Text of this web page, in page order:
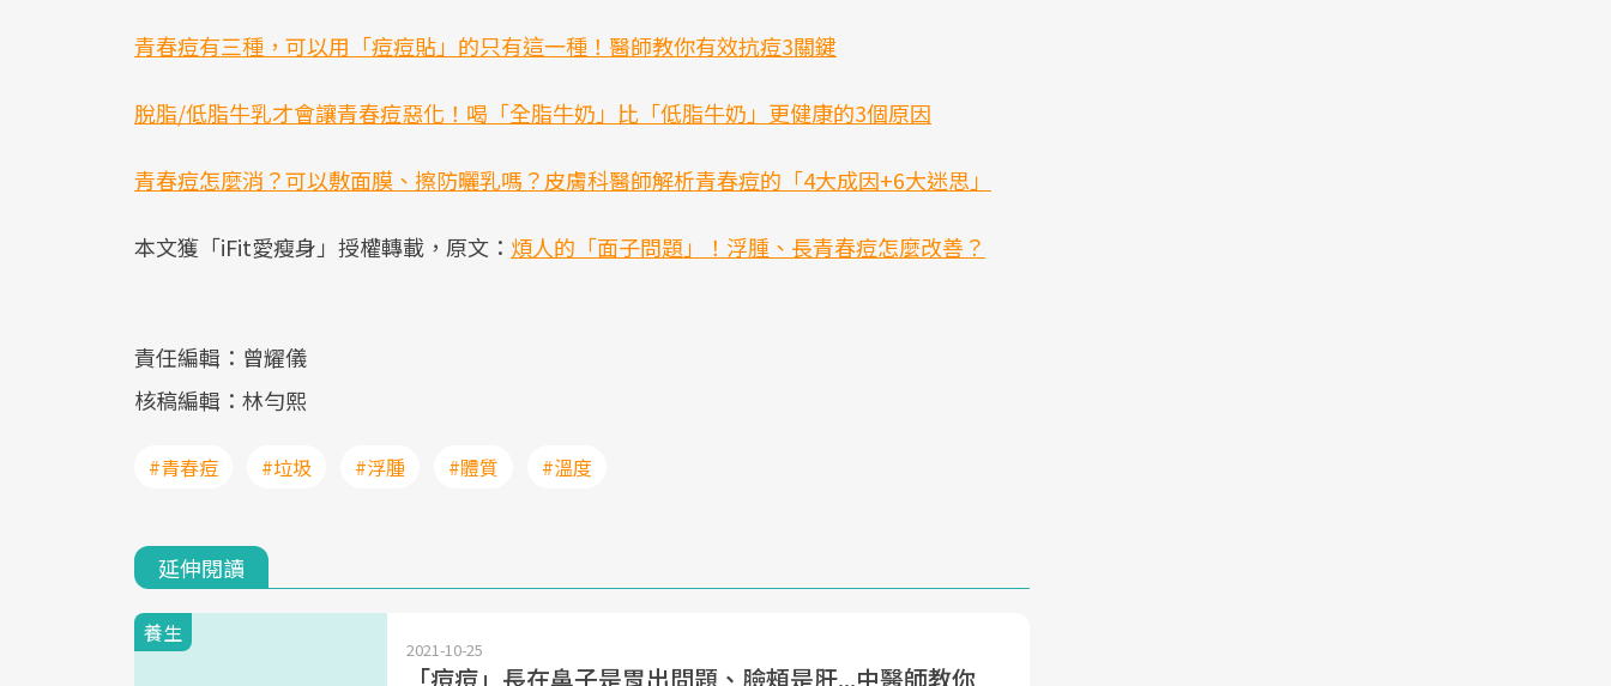
青春痘有三種，可以用「痘痘貼」的只有這一種！醫師教你有效抗痘3關鍵
脫脂/低脂牛乳才會讓青春痘惡化！喝「全脂牛奶」比「低脂牛奶」更健康的3個原因
青春痘怎麼消？可以敷面膜、擦防曬乳嗎？皮膚科醫師解析青春痘的「4大成因+6大迷思」
本文獲「iFit愛瘦身」授權轉載，原文： 煩人的「面子問題」！浮腫、長青春痘怎麼改善？
責任編輯：曾耀儀
核稿編輯：林勻熙
#青春痘 #垃圾 #浮腫 #體質 #溫度
延伸閱讀
養生
2021-10-25
「痘痘」長在鼻子是胃出問題、臉頰是肝...中醫師教你